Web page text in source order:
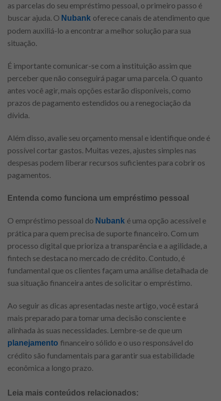
as parcelas do seu empréstimo pessoal, o primeiro passo é
buscar ajuda. O Nubank oferece canais de atendimento que
podem auxiliá-lo a encontrar a melhor solução para sua
situação.
É importante comunicar-se com a instituição assim que
perceber que não conseguirá pagar uma parcela. O quanto
antes você agir, mais opções estarão disponíveis, como
prazos de pagamento estendidos ou a renegociação da
dívida.
Além disso, avalie seu orçamento mensal e identifique onde é
possível cortar gastos. Muitas vezes, ajustes simples nas
despesas podem liberar recursos suficientes para cobrir os
pagamentos.
Entenda como funciona um empréstimo pessoal
O empréstimo pessoal do Nubank é uma opção acessível e
prática para quem precisa de suporte financeiro. Com um
processo digital que prioriza a transparência e a agilidade, a
fintech se destaca no mercado de crédito. Contudo, é
fundamental que os clientes façam uma análise detalhada de
sua situação financeira antes de solicitar o empréstimo.
Ao seguir as dicas apresentadas neste artigo, você estará
mais preparado para tomar uma decisão consciente e
alinhada às suas necessidades. Lembre-se de que um
planejamento financeiro sólido e o uso responsável do
crédito são fundamentais para garantir sua estabilidade
econômica a longo prazo.
Leia mais conteúdos relacionados: